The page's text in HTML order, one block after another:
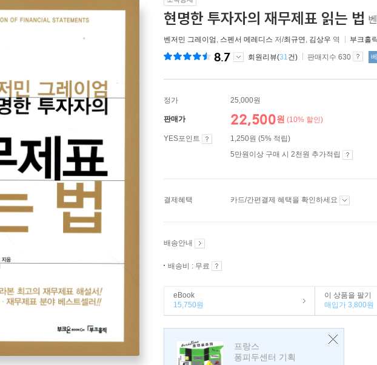
현명한 투자자의 재무제표 읽는 법
벤저민 그레이엄 , 스펜서 메레디스 저/최규연 , 김상우 역 부크홀릭
8.7 회원리뷰(31건) 판매지수 630
정가 25,000원
판매가 22,500원 (10% 할인)
YES포인트
1,250원 (5% 적립)
5만원이상 구매 시 2천원 추가적립
결제혜택 카드/간편결제 혜택을 확인하세요
배송안내
배송비 : 무료
eBook
15,750원
이 상품을 팔기
매입가 3,800원
프랑스
퐁피두센터 기획